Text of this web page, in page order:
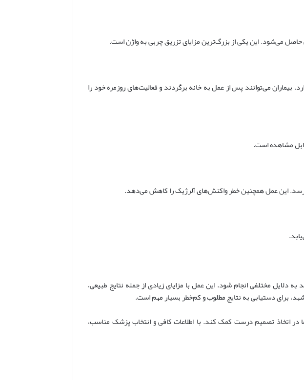
می‌شود. این یکی از بزرگ‌ترین مزایای تزریق چربی به واژن است.
می‌توانند پس از عمل به خانه برگردند و فعالیت‌های روزمره خود را
مشاهده است.
این عمل همچنین خطر واکنش‌های آلرژیک را کاهش می‌دهد.
مختلفی انجام شود. این عمل با مزایای زیادی از جمله نتایج طبیعی،
برای دستیابی به نتایج مطلوب و کم‌خطر بسیار مهم است.
اتخاذ تصمیم درست کمک کند. با اطلاعات کافی و انتخاب پزشک مناسب،